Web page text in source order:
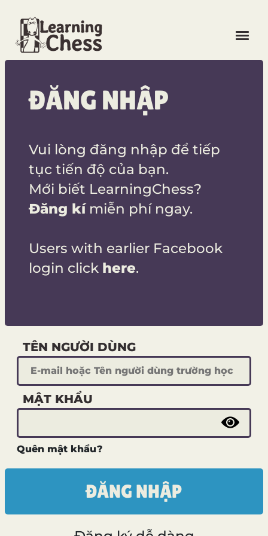
ĐĂNG NHẬP
ĐĂNG KÝ MIỄN PHÍ
NGÔN NGỮ
MỞ KHÓA KHÓA HỌC
CHƠI CỜ VUA
LUYỆN CHIẾN THUẬT
BÀN CỜ LOGIQ
ĐĂNG NHẬP
Vui lòng đăng nhập để tiếp
tục tiến độ của bạn.
Mới biết LearningChess?
Đăng kímiễn phí ngay.
Users with earlier Facebook
login click here.
TÊN NGƯỜI DÙNG
MẬT KHẨU
Quên mật khẩu?
ĐĂNG NHẬP